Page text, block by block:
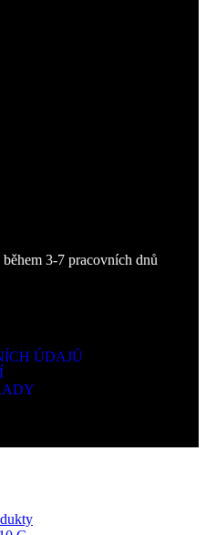
3-7 pracovních dnů
ÚDAJŮ